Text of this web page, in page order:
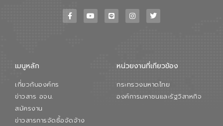
เมนูหลัก
เกี่ยวกับองค์กร
ข่าวสาร อจน.
สมัครงาน
ข่าวสารการจัดซื้อจัดจ้าง
หน่วยงานที่เกียวข้อง
กระทรวงมหาดไทย
องค์การมหาชนและรัฐวิสาหกิจ